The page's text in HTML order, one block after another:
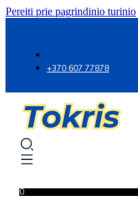
Pereiti prie pagrindinio turinio
+370 607 77878
0